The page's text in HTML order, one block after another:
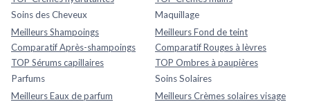
Soins des Cheveux
Meilleurs Shampoings
Comparatif Après-shampoings
TOP Sérums capillaires
Maquillage
Meilleurs Fond de teint
Comparatif Rouges à lèvres
TOP Ombres à paupières
Parfums
Meilleurs Eaux de parfum
Soins Solaires
Meilleurs Crèmes solaires visage